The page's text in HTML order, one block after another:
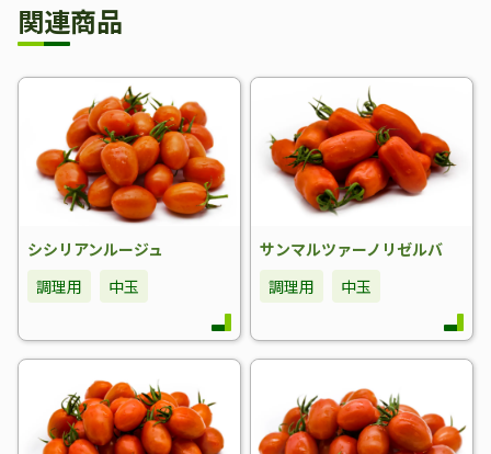
関連商品
シシリアンルージュ
調理用
中玉
サンマルツァーノリゼルバ
調理用
中玉